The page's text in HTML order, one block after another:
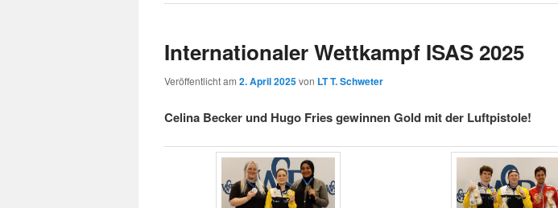
Internationaler Wettkampf ISAS 2025
Veröffentlicht am 2. April 2025von LT T. Schweter
Celina Becker und Hugo Fries gewinnen Gold mit der Luftpistole!